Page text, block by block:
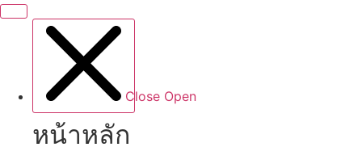
Close Open
หน้าหลัก